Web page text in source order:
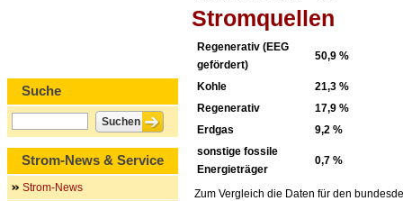
Stromquellen
Regenerativ (EEG
gefördert)
50,9 %
Kohle
21,3 %
Regenerativ
17,9 %
Erdgas
9,2 %
sonstige fossile
Energieträger
0,7 %
Zum Vergleich die Daten für den
Suche
Strom-News & Service
Strom-News